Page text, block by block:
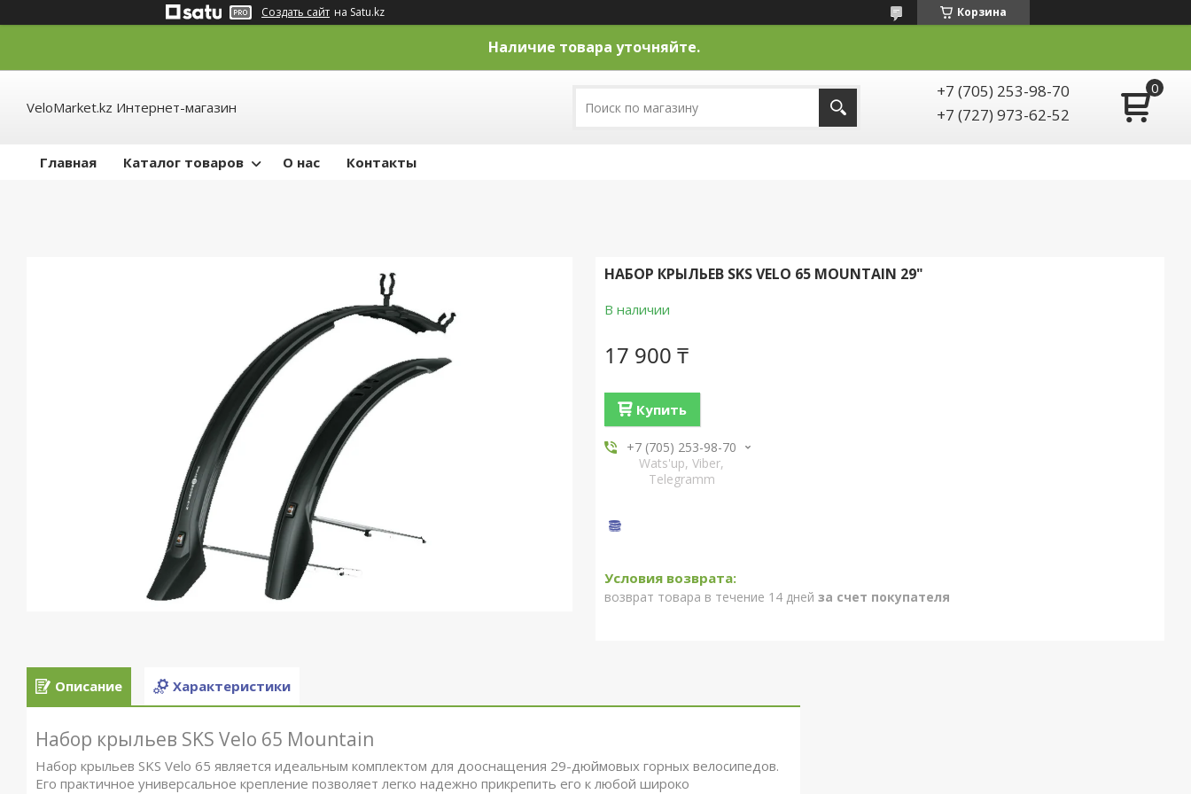
Создать сайт на Satu.kz Корзина
Наличие товара уточняйте.
VeloMarket.kz Интернет-магазин
+7 (705) 253-98-70
+7 (727) 973-62-52
Главная Каталог товаров О нас Контакты
НАБОР КРЫЛЬЕВ SKS VELO 65 MOUNTAIN 29"
В наличии
17 900 ₸
Купить
+7 (705) 253-98-70
Wats'up, Viber,
Telegramm
возврат товара в течение 14 дней за счет покупателя
Описание Характеристики
Набор крыльев SKS Velo 65 Mountain
Набор крыльев SKS Velo 65 является идеальным комплектом для дооснащения 29-дюймовых горных велосипедов.
Его практичное универсальное крепление позволяет легко надежно прикрепить его к любой широко